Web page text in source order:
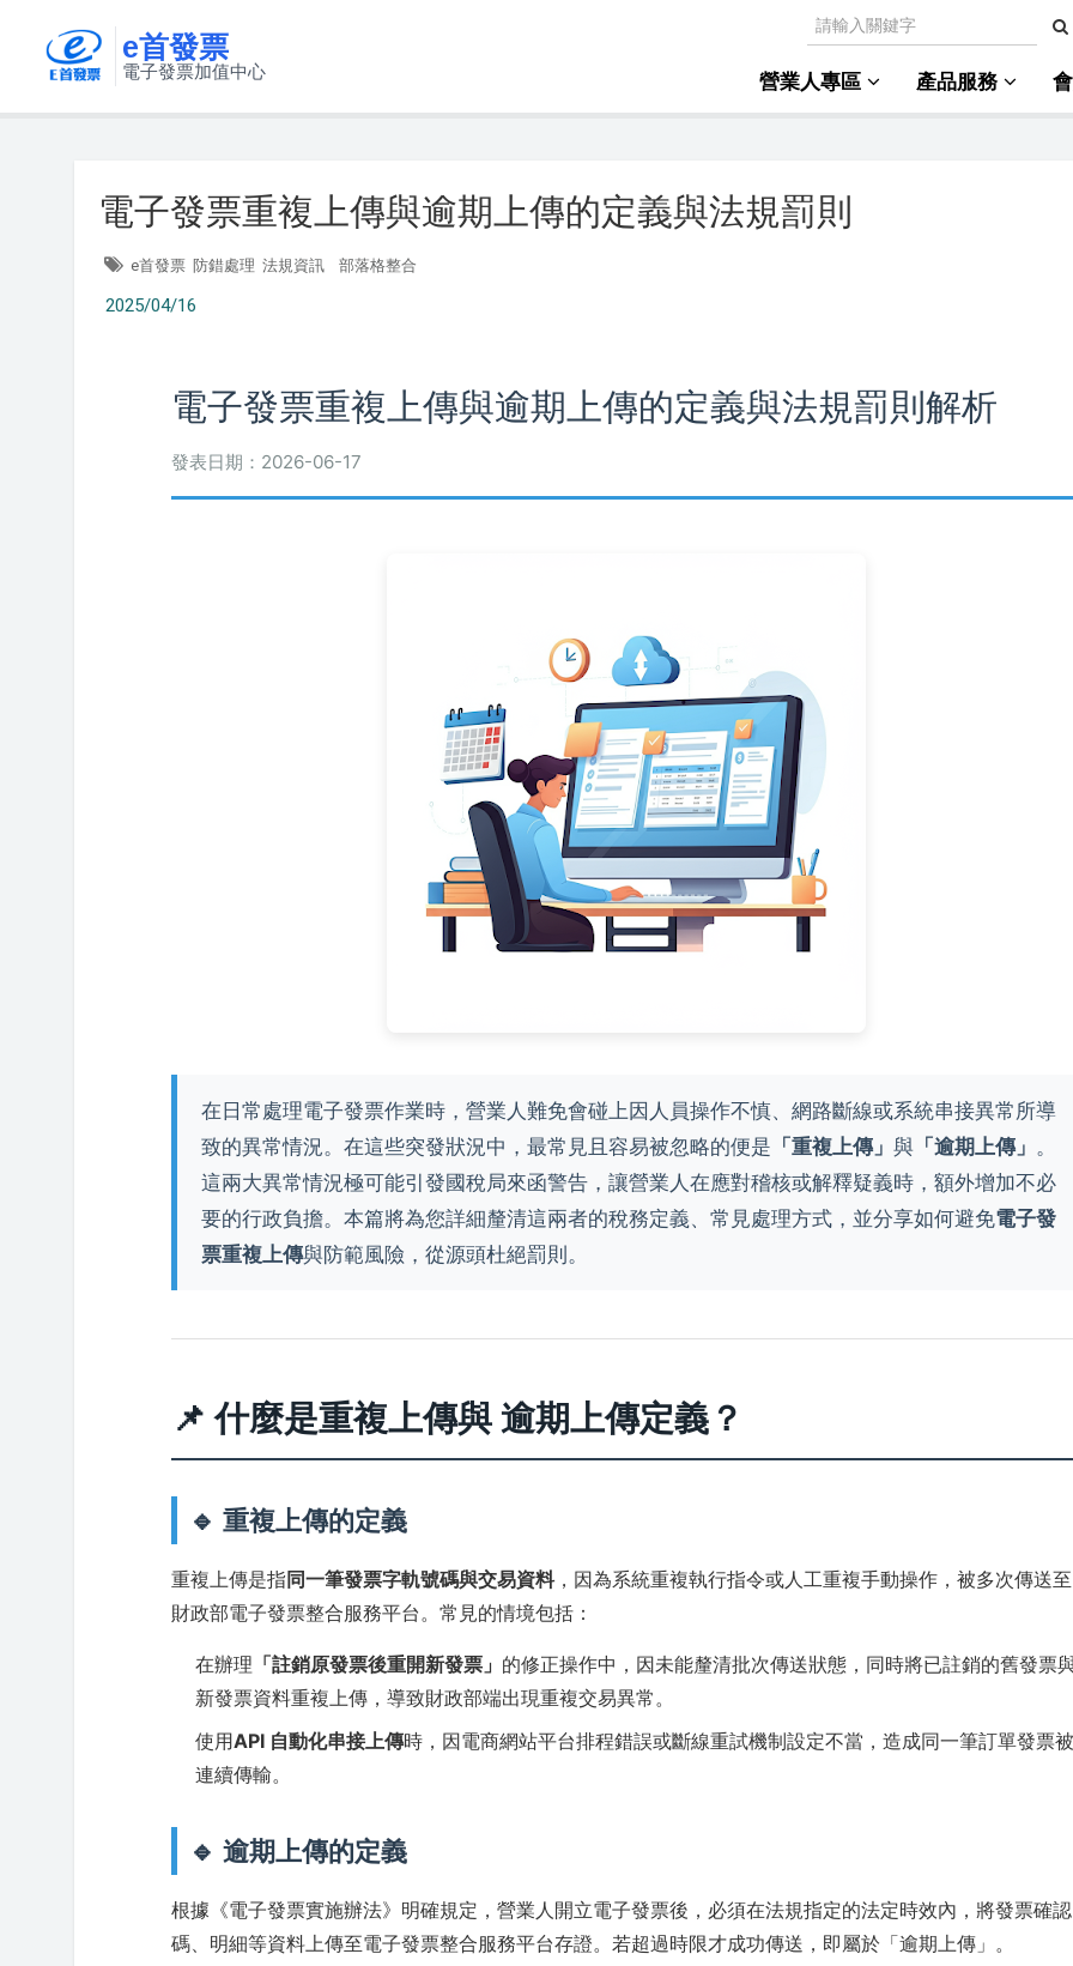
e首發票
電子發票加值中心 營業人專區 產品服務
電子發票重複上傳與逾期上傳的定義與法規罰則
e首發票 防錯處理 法規資訊 部落格整合
2025/04/16
電子發票重複上傳與逾期上傳的定義與法規罰則解析
發表日期：2026-06-17
在日常處理電子發票作業時，營業人難免會碰上因人員操作不慎、網路斷線或系統串接異常所導
致的異常情況。在這些突發狀況中，最常見且容易被忽略的便是 「重複上傳」與 「逾期上傳」 。
這兩大異常情況極可能引發國稅局來函警告，讓營業人在應對稽核或解釋疑義時，額外增加不必
要的行政負擔。本篇將為您詳細釐清這兩者的稅務定義、常見處理方式，並分享如何避免電子發
票重複上傳與防範風險，從源頭杜絕罰則。
📌 什麼是重複上傳與 逾期上傳定義？
🔹 重複上傳的定義
重複上傳是指 同一筆發票字軌號碼與交易資料，因為系統重複執行指令或人工重複手動操作，被多次傳送至
財政部電子發票整合服務平台。常見的情境包括：
在辦理 「註銷原發票後重開新發票」 的修正操作中，因未能釐清批次傳送狀態，同時將已註銷的舊發票
新發票資料重複上傳，導致財政部端出現重複交易異常。
使用API 自動化串接上傳時，因電商網站平台排程錯誤或斷線重試機制設定不當，造成同一筆訂單發票被
連續傳輸。
🔹 逾期上傳的定義
根據《電子發票實施辦法》明確規定，營業人開立電子發票後，必須在法規指定的法定時效內，將發票確認
碼、明細等資料上傳至電子發票整合服務平台存證。若超過時限才成功傳送，即屬於「逾期上傳」。